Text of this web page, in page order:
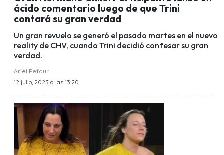
ácido comentario luego de que Trini
contará su gran verdad
Un gran revuelo se generó el pasado martes en el nuevo
reality de CHV, cuando Trini decidió confesar su gran
verdad.
Ariel Pefaur
12 julio, 2023 a las 13:20